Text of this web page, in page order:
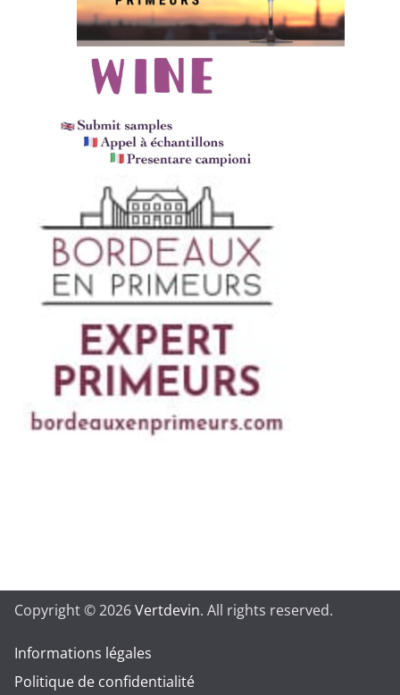
Copyright © 2026Vertdevin. All rights reserved.
Informations légales
Politique de confidentialité